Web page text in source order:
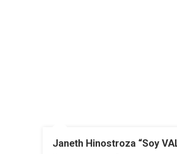
Janeth Hinostroza “Soy